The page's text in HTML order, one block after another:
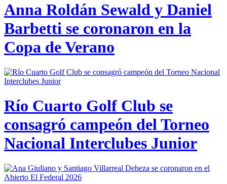
Anna Roldán Sewald y Daniel
Barbetti se coronaron en la
Copa de Verano
Río Cuarto Golf Club se
consagró campeón del Torneo
Nacional Interclubes Junior